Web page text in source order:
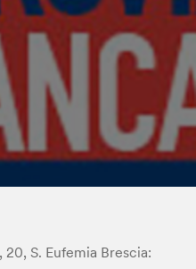
20, S. Eufemia Brescia: